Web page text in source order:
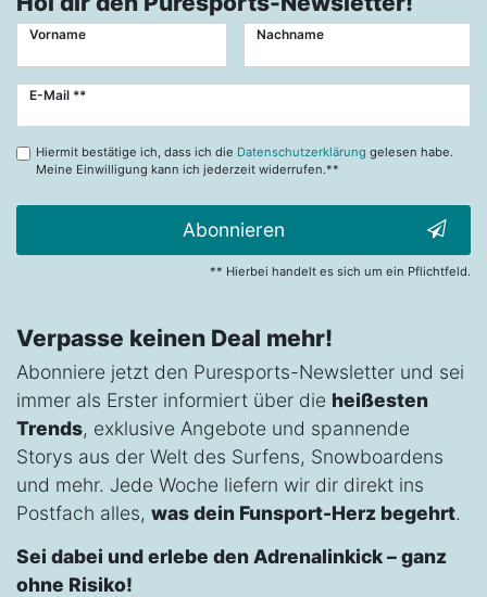
Vorname Nachname
E-Mail **
Newsletter
Hiermit bestätige ich, dass ich die Datenschutzerklärung gelesen habe.
Meine Einwilligung kann ich jederzeit widerrufen.**
Abonnieren
** Hierbei handelt es sich um ein Pflichtfeld.
Verpasse keinen Deal mehr!
Abonniere jetzt den Puresports-Newsletter und sei
immer als Erster informiert über die heißesten
Trends, exklusive Angebote und spannende
Storys aus der Welt des Surfens, Snowboardens
und mehr. Jede Woche liefern wir dir direkt ins
Postfach alles, was dein Funsport-Herz begehrt.
Sei dabei und erlebe den Adrenalinkick – ganz
ohne Risiko!